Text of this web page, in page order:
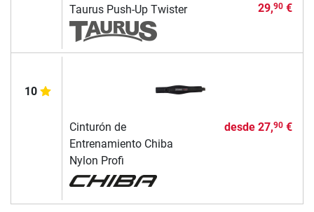
Taurus Push-Up Twister
29,90€
10
Cinturón de
Entrenamiento Chiba
Nylon Profi
desde 27,90€